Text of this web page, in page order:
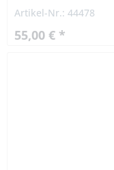
Ansonic...
Artikel-Nr.: 44478
55,00 € *